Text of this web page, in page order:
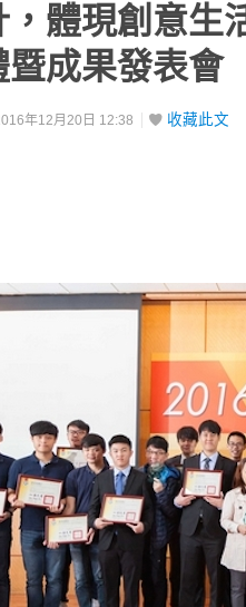
體現創意生
成果發表會
年12月20日 12:38 收藏此文